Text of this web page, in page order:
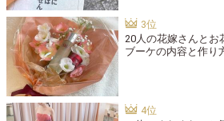
20人の花嫁さんとお
ブーケの内容と作り